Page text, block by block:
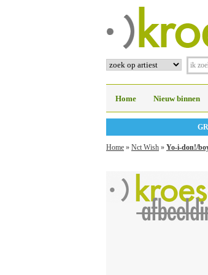
Home Nieuw binnen
Home » Nct Wish » Yo-i-don!/